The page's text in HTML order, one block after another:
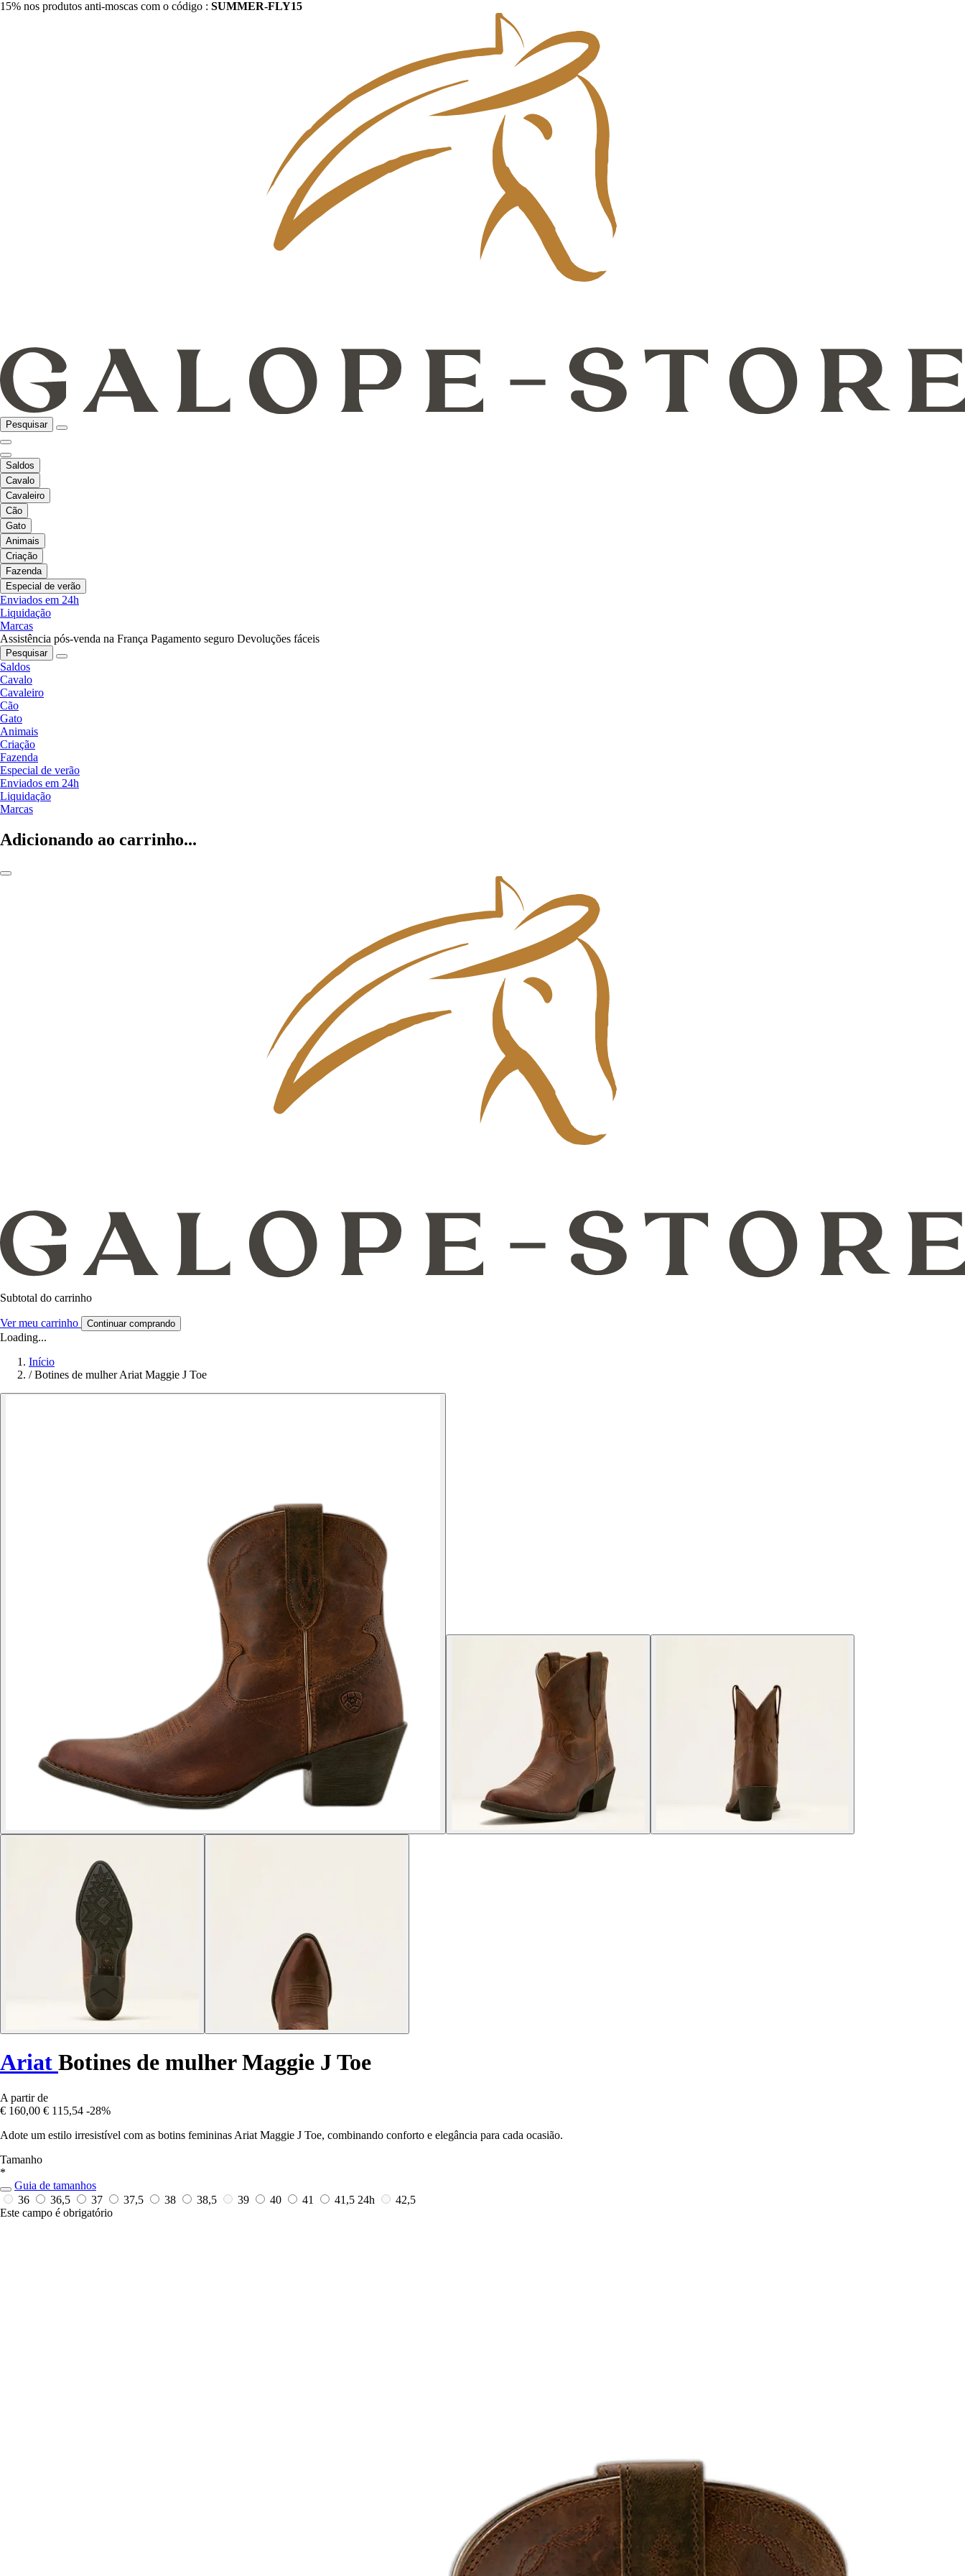
15% nos produtos anti-moscas com o código : SUMMER-FLY15
Pesquisar
Saldos
Cavalo
Cavaleiro
Cão
Gato
Animais
Criação
Fazenda
Especial de verão
Enviados em 24h
Liquidação
Marcas
Assistência pós-venda na França Pagamento seguro Devoluções fáceis
Pesquisar
Saldos
Cavalo
Cavaleiro
Cão
Gato
Animais
Criação
Fazenda
Especial de verão
Enviados em 24h
Liquidação
Marcas
Adicionando ao carrinho...
Subtotal do carrinho
Ver meu carrinho Continuar comprando
Loading...
Início
/ Botines de mulher Ariat Maggie J Toe
Ariat Botines de mulher Maggie J Toe
A partir de
€ 160,00 € 115,54 -28%
Adote um estilo irresistível com as botins femininas Ariat Maggie J Toe, combinando conforto e elegância para cada ocasião.
Tamanho
*
Guia de tamanhos
36
36,5 37 37,5 38 38,5 39 40 41 41,5 24h
42,5
Este campo é obrigatório